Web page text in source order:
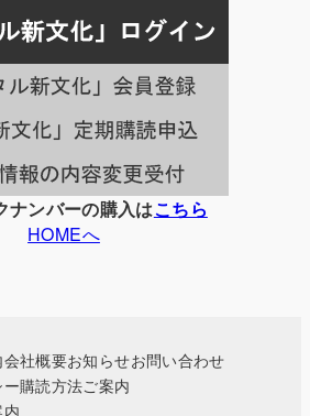
ナンバーの購入はこちら
HOMEへ
会社概要お知らせお問い合わせ
購読方法ご案内